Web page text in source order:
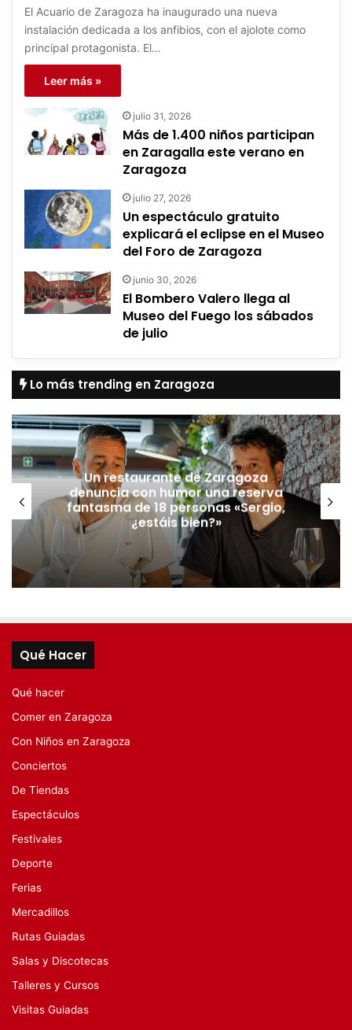
El Acuario de Zaragoza ha inaugurado una nueva
instalación dedicada a los anfibios, con el ajolote como
principal protagonista. El…
Leer más »
julio 31, 2026
Más de 1.400 niños participan
en Zaragalla este verano en
Zaragoza
julio 27, 2026
Un espectáculo gratuito
explicará el eclipse en el Museo
del Foro de Zaragoza
junio 30, 2026
El Bombero Valero llega al
Museo del Fuego los sábados
de julio
Lo más trending en Zaragoza
Un restaurante de Zaragoza
denuncia con humor una reserva
fantasma de 18 personas «Sergio,
¿estáis bien?»
Qué Hacer
Qué hacer
Comer en Zaragoza
Con Niños en Zaragoza
Conciertos
De Tiendas
Espectáculos
Festivales
Deporte
Ferias
Mercadillos
Rutas Guiadas
Salas y Discotecas
Talleres y Cursos
Visitas Guiadas